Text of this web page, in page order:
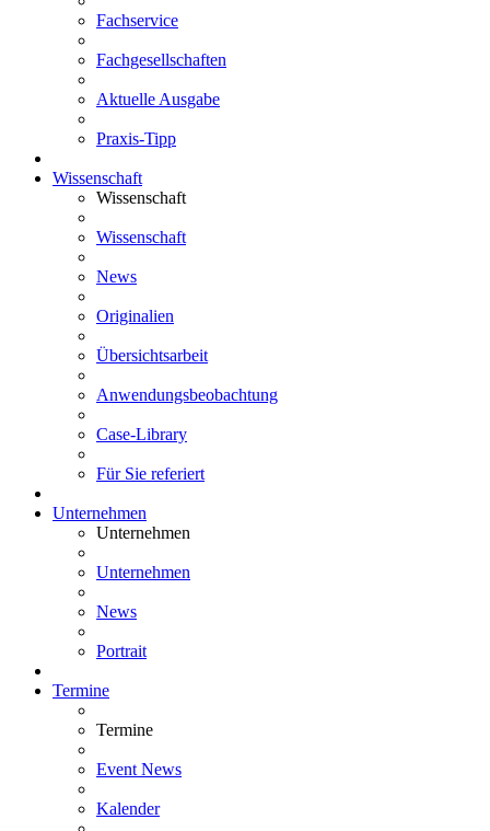
Fachservice
Fachgesellschaften
Aktuelle Ausgabe
Praxis-Tipp
Wissenschaft
Wissenschaft
Wissenschaft
News
Originalien
Übersichtsarbeit
Anwendungsbeobachtung
Case-Library
Für Sie referiert
Unternehmen
Unternehmen
Unternehmen
News
Portrait
Termine
Termine
Event News
Kalender